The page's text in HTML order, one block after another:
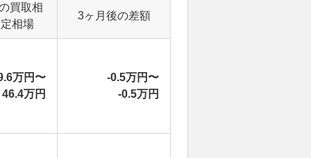
買取相
相場
3ヶ月後の差額
万円〜
46.4万円
-0.5万円〜
-0.5万円